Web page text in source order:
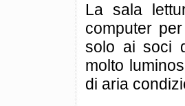
La sala
computer
solo ai soci
molto
di aria